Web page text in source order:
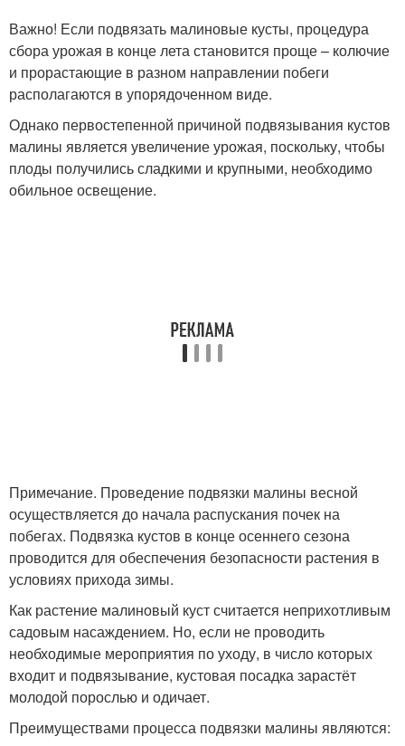
Важно! Если подвязать малиновые кусты, процедура
сбора урожая в конце лета становится проще – колючие
и прорастающие в разном направлении побеги
располагаются в упорядоченном виде.
Однако первостепенной причиной подвязывания кустов
малины является увеличение урожая, поскольку, чтобы
плоды получились сладкими и крупными, необходимо
обильное освещение.
Примечание. Проведение подвязки малины весной
осуществляется до начала распускания почек на
побегах. Подвязка кустов в конце осеннего сезона
проводится для обеспечения безопасности растения в
условиях прихода зимы.
Как растение малиновый куст считается неприхотливым
садовым насаждением. Но, если не проводить
необходимые мероприятия по уходу, в число которых
входит и подвязывание, кустовая посадка зарастёт
молодой порослью и одичает.
Преимуществами процесса подвязки малины являются: